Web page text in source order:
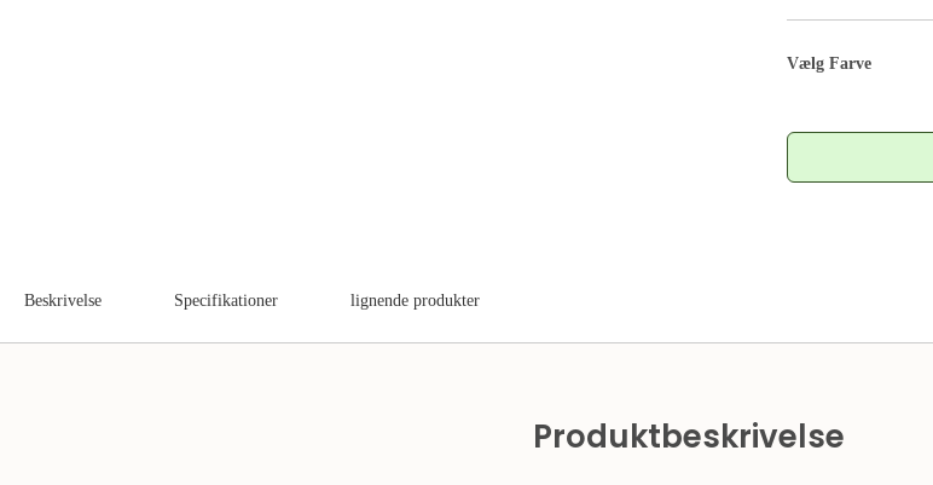
Vælg Farve
Beskrivelse Specifikationer lignende produkter
Produktbeskrivelse